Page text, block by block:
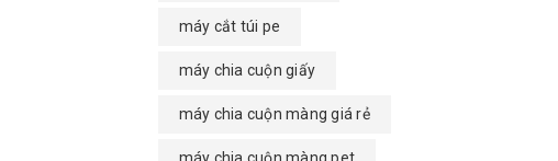
máy cắt túi pe
máy chia cuộn giấy
máy chia cuộn màng giá rẻ